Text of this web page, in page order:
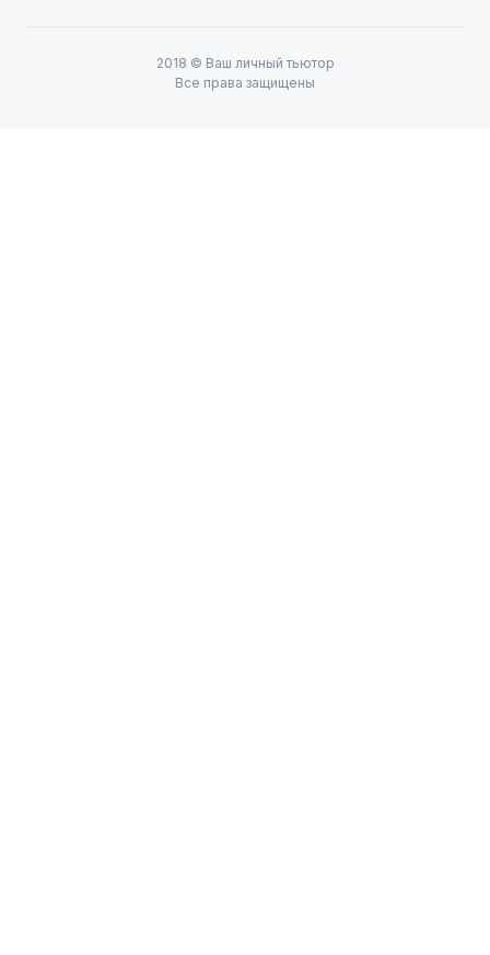
2018 © Ваш личный тьютор
Все права защищены